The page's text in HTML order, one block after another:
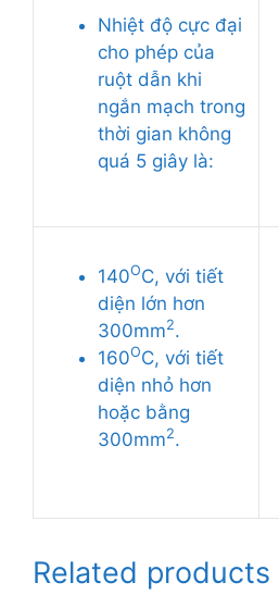
Nhiệt độ cực đại
cho phép của
ruột dẫn khi
ngắn mạch trong
thời gian không
quá 5 giây là:
140OC, với tiết
diện lớn hơn
300mm2.
160OC, với tiết
diện nhỏ hơn
hoặc bằng
300mm2.
Related products